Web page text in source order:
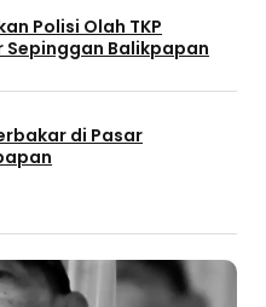
Polisi Olah TKP
Sepinggan Balikpapan
di Pasar